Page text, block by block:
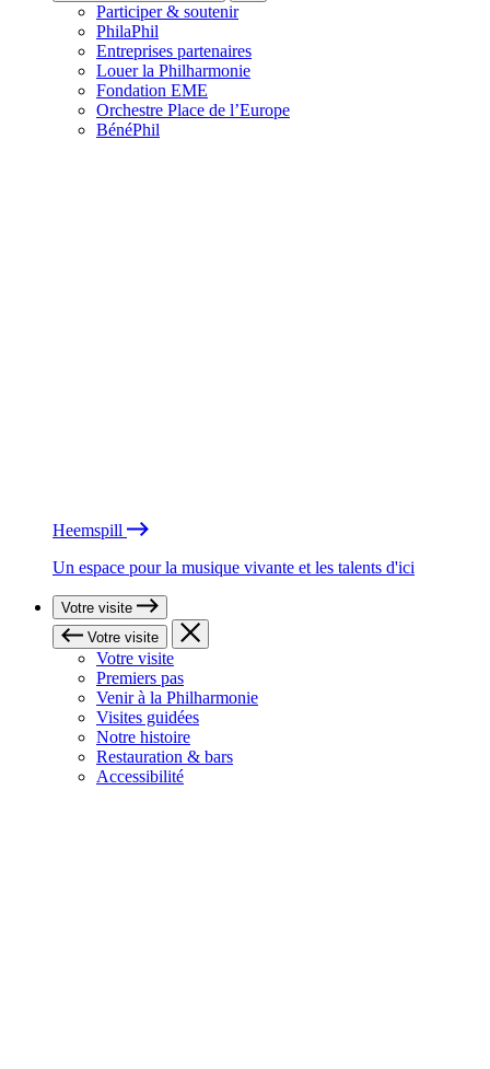
Participer & soutenir
PhilaPhil
Entreprises partenaires
Louer la Philharmonie
Fondation EME
Orchestre Place de l’Europe
BénéPhil
Heemspill
Un espace pour la musique vivante et les talents d'ici
Votre visite
Votre visite
Votre visite
Premiers pas
Venir à la Philharmonie
Visites guidées
Notre histoire
Restauration & bars
Accessibilité